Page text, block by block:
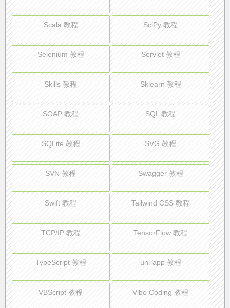
Scala 教程 SciPy 教程
Selenium 教程 Servlet 教程
Skills 教程 Sklearn 教程
SOAP 教程 SQL 教程
SQLite 教程 SVG 教程
SVN 教程 Swagger 教程
Swift 教程 Tailwind CSS 教程
TCP/IP 教程 TensorFlow 教程
TypeScript 教程 uni-app 教程
VBScript 教程 Vibe Coding 教程